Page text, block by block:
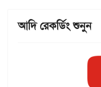
আদি রেকর্ডিং শুনুন